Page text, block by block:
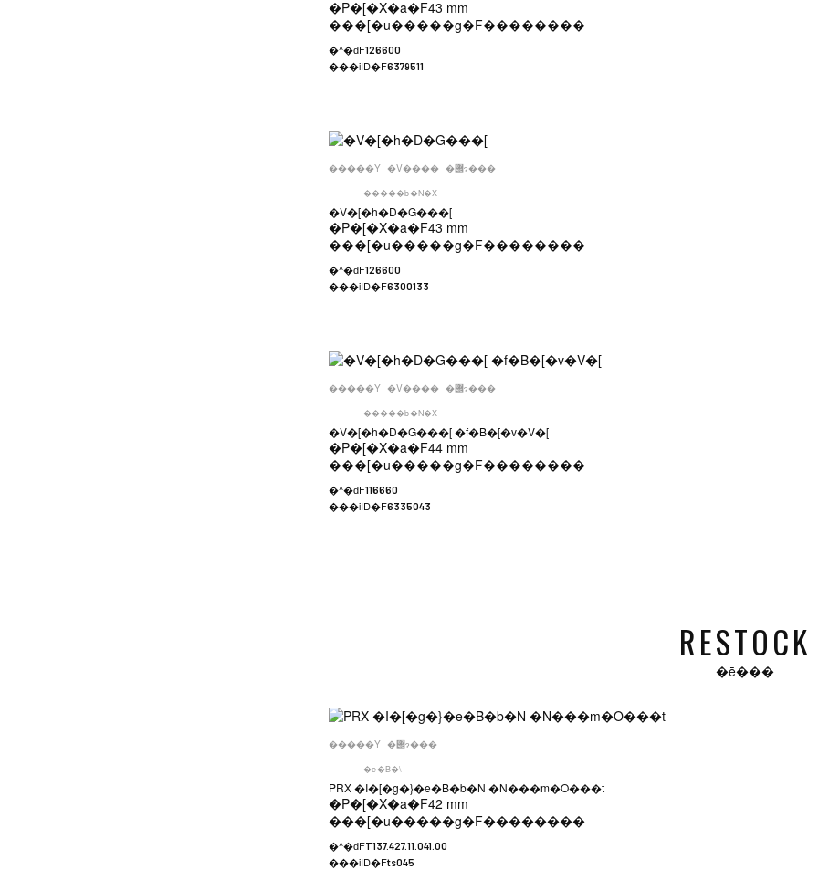
�P�[�X�a�F43 mm
���[�u�����g�F��������
�^�ԁF126600
���iID�F6379511
�����Y �V���� �݌ɂ���
�����b�N�X
�V�[�h�D�G���[
�P�[�X�a�F43 mm
���[�u�����g�F��������
�^�ԁF126600
���iID�F6300133
�����Y �V���� �݌ɂ���
�����b�N�X
�V�[�h�D�G���[ �f�B�[�v�V�[
�P�[�X�a�F44 mm
���[�u�����g�F��������
�^�ԁF116660
���iID�F6335043
RESTOCK
�ē���
�����Y �݌ɂ���
�e�B�\
PRX �I�[�g�}�e�B�b�N �N���m�O���t
�P�[�X�a�F42 mm
���[�u�����g�F��������
�^�ԁFT137.427.11.041.00
���iID�Fts045